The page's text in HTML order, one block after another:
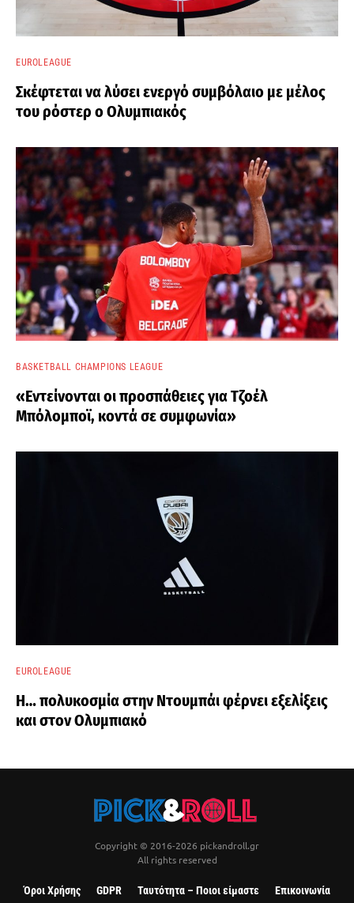
EUROLEAGUE
Σκέφτεται να λύσει ενεργό συμβόλαιο με μέλος
του ρόστερ ο Ολυμπιακός
BASKETBALL CHAMPIONS LEAGUE
«Εντείνονται οι προσπάθειες για Τζοέλ
Μπόλομποϊ, κοντά σε συμφωνία»
EUROLEAGUE
Η… πολυκοσμία στην Ντουμπάι φέρνει εξελίξεις
και στον Ολυμπιακό
Copyright © 2016-2026 pickandroll.gr
All rights reserved
Όροι Χρήσης GDPR Ταυτότητα – Ποιοι είμαστε Επικοινωνία